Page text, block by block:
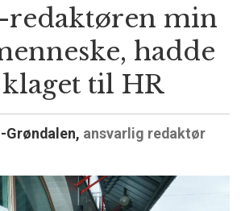
redaktøren min
hadde
til HR
Grøndalen, ansvarlig redaktør